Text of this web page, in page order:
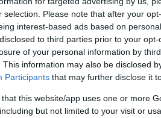
selection. Please note that after your
interest-based ads based on
to third parties prior to your
of your personal information by
This information may also be disclosed
Participants that may further disclose it
that this website/app uses one or more
but not limited to your visit or
Mycket riktigt så går det
tar hänsyn till importörens